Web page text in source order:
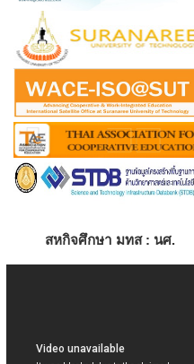
สหกิจศึกษา มทส : นศ.